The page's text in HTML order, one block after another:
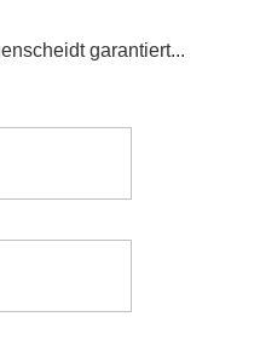
garantiert...